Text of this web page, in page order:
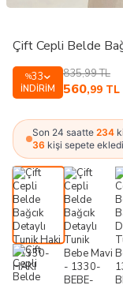
Çift Cepli Belde
%33
İNDIRIM
835,99TL
560,99 TL
Son 24 saatte 234
36 kişi sepete ekledi